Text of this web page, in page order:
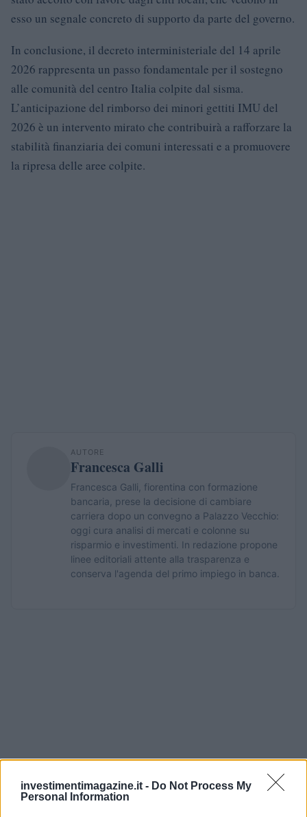
investimentimagazine.it - Do Not Process My
Personal Information
esso un segnale concreto di supporto da parte del governo.
In conclusione, il decreto interministeriale del 14 aprile
2026 rappresenta un passo fondamentale per il sostegno
alle comunità del centro Italia colpite dal sisma.
L’anticipazione del rimborso dei minori gettiti IMU del
2026 è un intervento mirato che contribuirà a rafforzare la
stabilità finanziaria dei comuni interessati e a promuovere
la ripresa delle aree colpite.
AUTORE
Francesca Galli
Francesca Galli, fiorentina con formazione
bancaria, prese la decisione di cambiare
carriera dopo un convegno a Palazzo Vecchio:
oggi cura analisi di mercati e colonne su
risparmio e investimenti. In redazione propone
linee editoriali attente alla trasparenza e
conserva l'agenda del primo impiego in banca.